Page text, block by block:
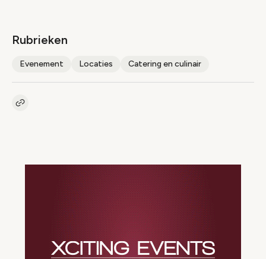
Rubrieken
Evenement Locaties Catering en culinair
Kopieer link naar artikel